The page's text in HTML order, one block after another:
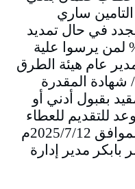
ساري
في حال تمديد
العطاء ويكمل الى 10% لمن يرسوا علية
عام هيئة الطرق
والجسور ومصارف المياه. 7/ شهادة المقدرة
مقيد بقبول أدني أو
9/ اخر موعد للتقديم للعطاء
وفتح الصندوق يوم السبت الموافق 2025/7/12م
بابكر مدير إدارة